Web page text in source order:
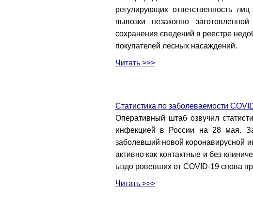
регулирующих ответственность
вывозки незаконно
сохранения сведений в реестре
покупателей лесных насаждений.
Читать >>>
Статистика по заболеваемости
Оперативный штаб озвучил
инфекцией в России на 28 мая.
заболевший новой коронавирусной
активно как контактные и без
ыздо ровевших от COVID-19 снова
Читать >>>